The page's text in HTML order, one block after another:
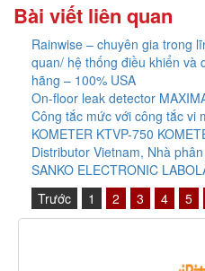
Bài viết liên quan
Rainwise – chuyên gia trong
quan/ hệ thống điều khiển và
hãng – 100% USA
On-floor leak detector
Công tắc mức với công tắc vi
KOMETER KTVP-750
Distributor Vietnam, Nhà
SANKO ELECTRONIC
Trước
1 2 3 4 5